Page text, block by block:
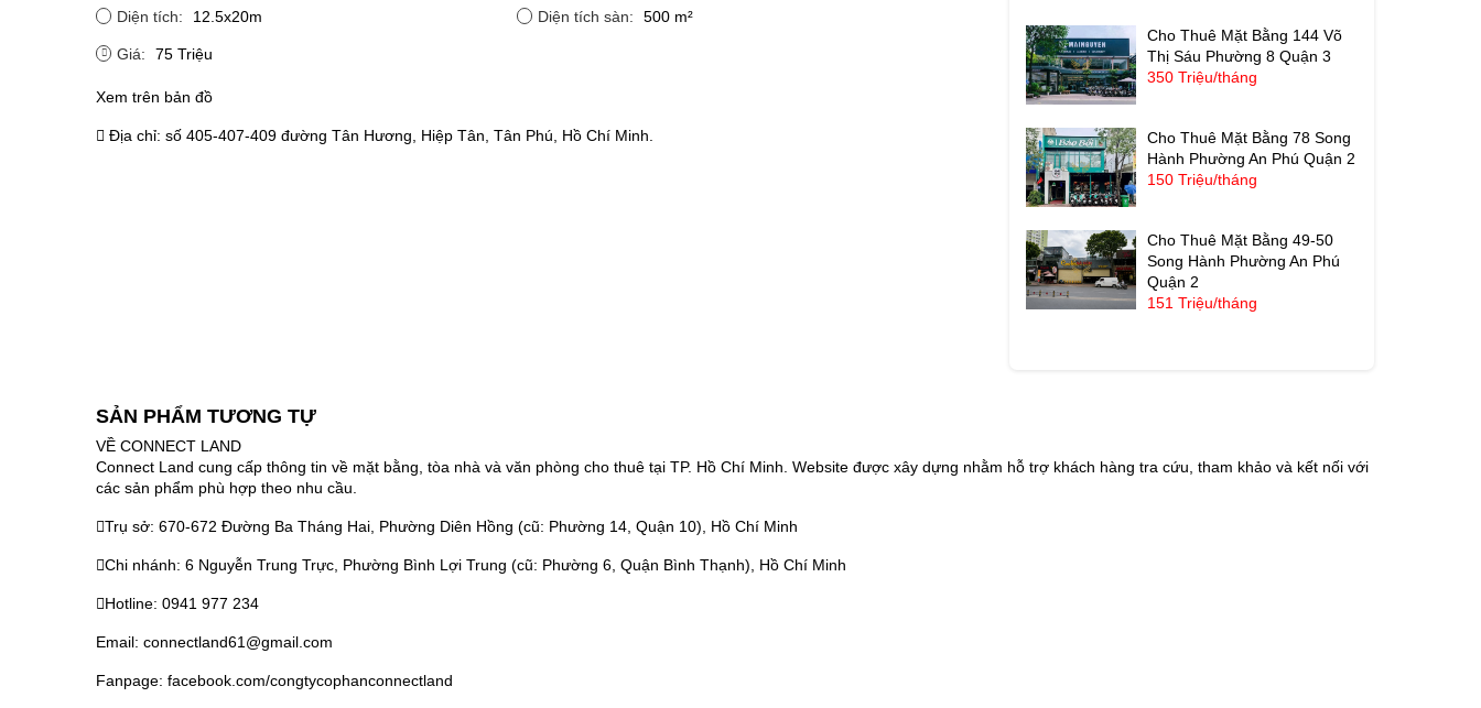
Diện tích: 12.5x20m Diện tích sàn: 500 m²
Giá: 75 Triệu
Xem trên bản đồ
Địa chỉ: số 405-407-409 đường Tân Hương, Hiệp Tân, Tân Phú, Hồ Chí Minh.
Cho Thuê Mặt Bằng 144 Võ
Thị Sáu Phường 8 Quận 3
350 Triệu/tháng
Cho Thuê Mặt Bằng 78 Song
Hành Phường An Phú Quận 2
150 Triệu/tháng
Cho Thuê Mặt Bằng 49-50
Song Hành Phường An Phú
Quận 2
151 Triệu/tháng
SẢN PHẨM TƯƠNG TỰ
VỀ CONNECT LAND
Connect Land cung cấp thông tin về mặt bằng, tòa nhà và văn phòng cho thuê tại TP. Hồ Chí Minh. Website được xây dựng nhằm hỗ trợ khách hàng tra cứu, tham khảo và kết nối với
các sản phẩm phù hợp theo nhu cầu.
Trụ sở: 670-672 Đường Ba Tháng Hai, Phường Diên Hồng (cũ: Phường 14, Quận 10), Hồ Chí Minh
Chi nhánh: 6 Nguyễn Trung Trực, Phường Bình Lợi Trung (cũ: Phường 6, Quận Bình Thạnh), Hồ Chí Minh
Hotline: 0941 977 234
Email: connectland61@gmail.com
Fanpage: facebook.com/congtycophanconnectland